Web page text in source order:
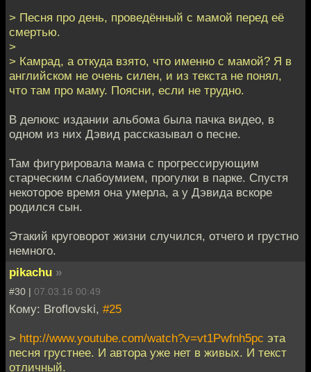
> Песня про день, проведённый с мамой перед её
смертью.
>
> Камрад, а откуда взято, что именно с мамой? Я в
английском не очень силен, и из текста не понял,
что там про маму. Поясни, если не трудно.
В делюкс издании альбома была пачка видео, в
одном из них Дэвид рассказывал о песне.
Там фигурировала мама с прогрессирующим
старческим слабоумием, прогулки в парке. Спустя
некоторое время она умерла, а у Дэвида вскоре
родился сын.
Этакий круговорот жизни случился, отчего и грустно
немного.
pikachu »
#30 | 07.03.16 00:49
Кому: Broflovski, #25
> http://www.youtube.com/watch?v=vt1Pwfnh5pc эта
песня грустнее. И автора уже нет в живых. И текст
отличный.